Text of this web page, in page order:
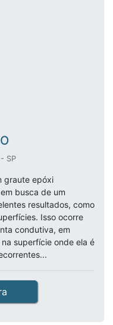
SP
graute epóxi
busca de um
resultados, como
Isso ocorre
condutiva, em
superfície onde ela é